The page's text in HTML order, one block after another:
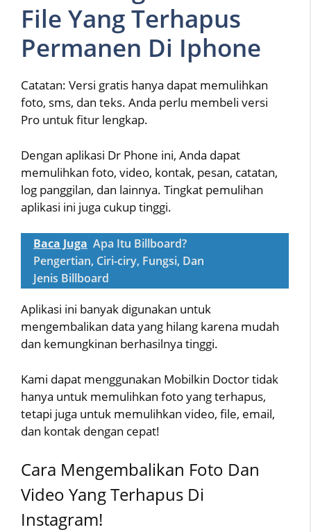
File Yang Terhapus
Permanen Di Iphone
Catatan: Versi gratis hanya dapat memulihkan
foto, sms, dan teks. Anda perlu membeli versi
Pro untuk fitur lengkap.
Dengan aplikasi Dr Phone ini, Anda dapat
memulihkan foto, video, kontak, pesan, catatan,
log panggilan, dan lainnya. Tingkat pemulihan
aplikasi ini juga cukup tinggi.
Baca Juga Apa Itu Billboard?
Pengertian, Ciri-ciry, Fungsi, Dan
Jenis Billboard
Aplikasi ini banyak digunakan untuk
mengembalikan data yang hilang karena mudah
dan kemungkinan berhasilnya tinggi.
Kami dapat menggunakan Mobilkin Doctor tidak
hanya untuk memulihkan foto yang terhapus,
tetapi juga untuk memulihkan video, file, email,
dan kontak dengan cepat!
Cara Mengembalikan Foto Dan
Video Yang Terhapus Di
Instagram!